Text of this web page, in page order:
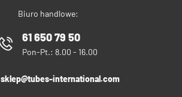
Biuro handlowe:
61 650 79 50
Pon-Pt.: 8.00 - 16.00
sklep@tubes-international.com